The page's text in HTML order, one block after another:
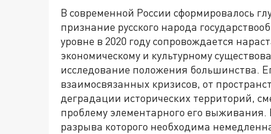
В современной России сформировалось
признание русского народа
уровне в 2020 году сопровождается
экономическому и культурному
исследование положения большинства.
взаимосвязанных кризисов, от
деградации исторических территорий,
проблему элементарного его
разрыва которого необходима